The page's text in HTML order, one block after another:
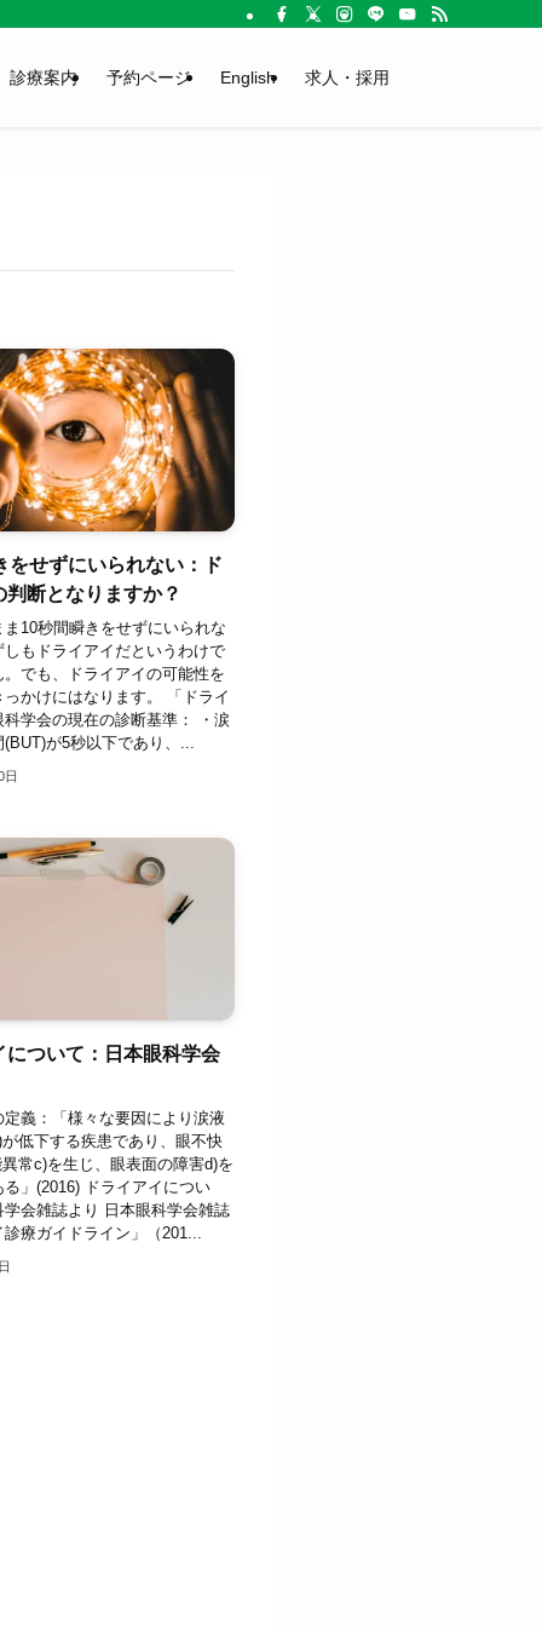
診療案内 予約ページ English 求人・採用
をせずにいられない：ド
判断となりますか？
10秒間瞬きをせずにいられな
しもドライアイだというわけで
でも、ドライアイの可能性を
かけにはなります。 「ドライ
学会の現在の診断基準： ・涙
が5秒以下であり、...
日
について：日本眼科学会
義：「様々な要因により涙液
低下する疾患であり、眼不快
常c)を生じ、眼表面の障害d)を
」(2016) ドライアイについ
学会雑誌より 日本眼科学会雑誌
療ガイドライン」（201...